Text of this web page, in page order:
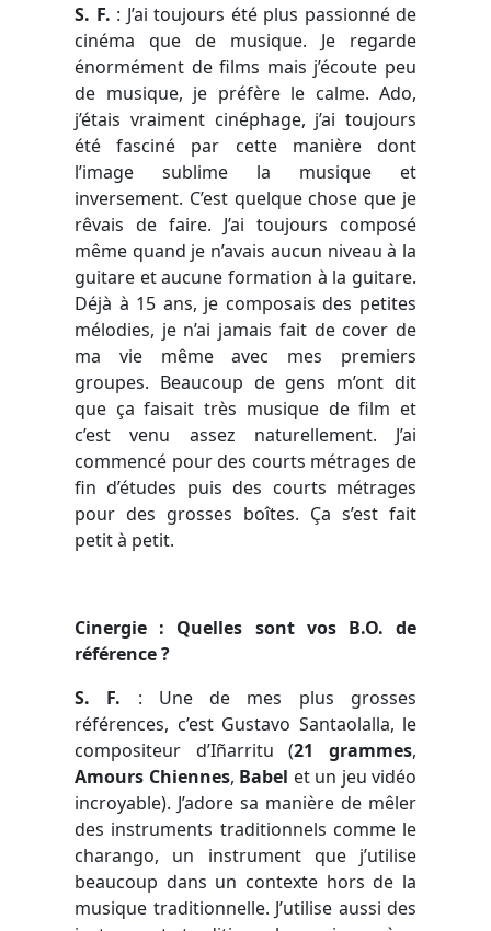
S. F. : J’ai toujours été plus passionné de
cinéma que de musique. Je regarde
énormément de films mais j’écoute peu
de musique, je préfère le calme. Ado,
j’étais vraiment cinéphage, j’ai toujours
été fasciné par cette manière dont
l’image sublime la musique et
inversement. C’est quelque chose que je
rêvais de faire. J’ai toujours composé
même quand je n’avais aucun niveau à la
guitare et aucune formation à la guitare.
Déjà à 15 ans, je composais des petites
mélodies, je n’ai jamais fait de cover de
ma vie même avec mes premiers
groupes. Beaucoup de gens m’ont dit
que ça faisait très musique de film et
c’est venu assez naturellement. J’ai
commencé pour des courts métrages de
fin d’études puis des courts métrages
pour des grosses boîtes. Ça s’est fait
petit à petit.
Cinergie : Quelles sont vos B.O. de
référence ?
S. F. : Une de mes plus grosses
références, c’est Gustavo Santaolalla, le
compositeur d’Iñarritu (21 grammes,
Amours Chiennes, Babel et un jeu vidéo
incroyable). J’adore sa manière de mêler
des instruments traditionnels comme le
charango, un instrument que j’utilise
beaucoup dans un contexte hors de la
musique traditionnelle. J’utilise aussi des